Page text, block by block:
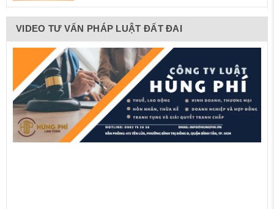
VIDEO TƯ VẤN PHÁP LUẬT ĐẤT ĐAI